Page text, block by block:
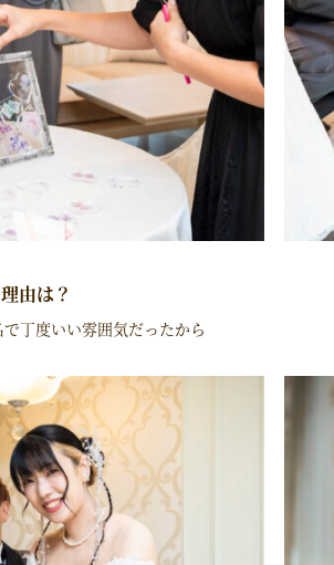
由は？
丁度いい雰囲気だったから